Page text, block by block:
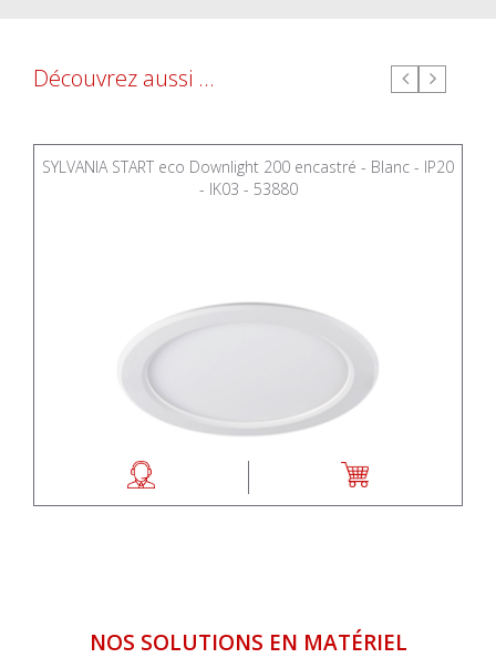
Découvrez aussi ...
SYLVANIA START eco Downlight 200 encastré - Blanc - IP20
- IK03 - 53880
NOS SOLUTIONS EN MATÉRIEL